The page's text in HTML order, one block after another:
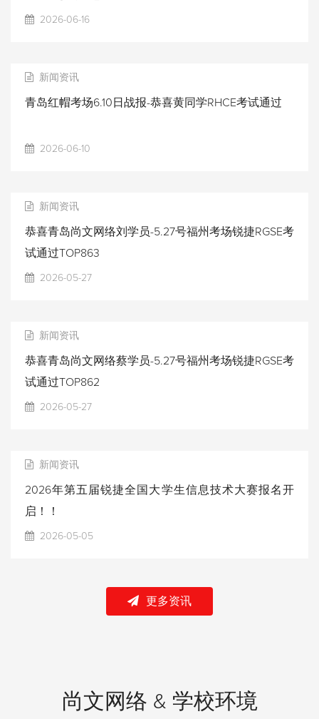
2026-06-16
新闻资讯
青岛红帽考场6.10日战报-恭喜黄同学RHCE考试通过
2026-06-10
新闻资讯
恭喜青岛尚文网络刘学员-5.27号福州考场锐捷RGSE考
试通过TOP863
2026-05-27
新闻资讯
恭喜青岛尚文网络蔡学员-5.27号福州考场锐捷RGSE考
试通过TOP862
2026-05-27
新闻资讯
2026年第五届锐捷全国大学生信息技术大赛报名开
启！！
2026-05-05
更多资讯
尚文网络 & 学校环境